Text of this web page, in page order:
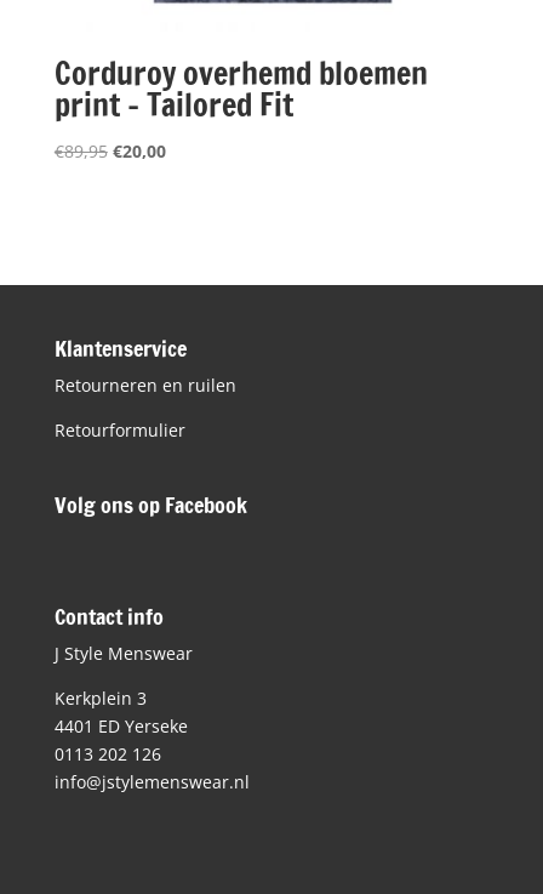
Corduroy overhemd bloemen
print – Tailored Fit
€89,95 Oorspronkelijke
€20,00Huidige
Klantenservice
Retourneren en ruilen
Retourformulier
Volg ons op Facebook
Contact info
J Style Menswear
Kerkplein 3
4401 ED Yerseke
0113 202 126
info@jstylemenswear.nl